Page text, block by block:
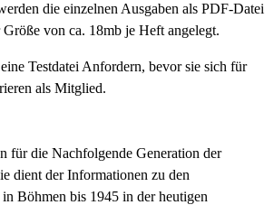
die einzelnen Ausgaben als PDF-Datei
von ca. 18mb je Heft angelegt.
Testdatei Anfordern, bevor sie sich für
als Mitglied.
für die Nachfolgende Generation der
dient der Informationen zu den
in Böhmen bis 1945 in der heutigen